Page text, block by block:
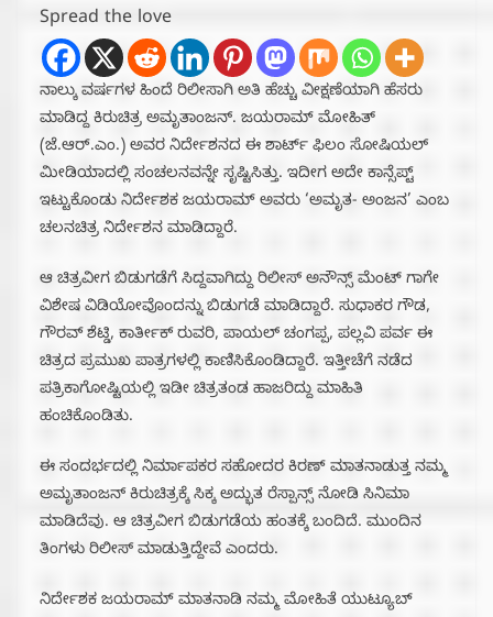
Spread the love
ನಾಲ್ಕು ವರ್ಷಗಳ ಹಿಂದೆ ರಿಲೀಸಾಗಿ ಅತಿ ಹೆಚ್ಚು ವೀಕ್ಷಣೆಯಾಗಿ ಹೆಸರು
ಮಾಡಿದ್ದ ಕಿರುಚಿತ್ರ ಅಮೃತಾಂಜನ್. ಜಯರಾಮ್ ಮೋಹಿತ್
(ಜೆ.ಆರ್.ಎಂ.) ಅವರ ನಿರ್ದೇಶನದ ಈ ಶಾರ್ಟ್ ಫಿಲಂ ಸೋಷಿಯಲ್
ಮೀಡಿಯಾದಲ್ಲಿ ಸಂಚಲನವನ್ನೇ ಸೃಷ್ಟಿಸಿತ್ತು. ಇದೀಗ ಅದೇ ಕಾನ್ಸೆಪ್ಟ್
ಇಟ್ಟುಕೊಂಡು ನಿರ್ದೇಶಕ ಜಯರಾಮ್ ಅವರು ‘ಅಮೃತ- ಅಂಜನ’ ಎಂಬ
ಚಲನಚಿತ್ರ ನಿರ್ದೇಶನ ಮಾಡಿದ್ದಾರೆ.
ಆ ಚಿತ್ರವೀಗ ಬಿಡುಗಡೆಗೆ ಸಿದ್ದವಾಗಿದ್ದು ರಿಲೀಸ್ ಅನೌನ್ಸ್ ಮೆಂಟ್ ಗಾಗೇ
ವಿಶೇಷ ವಿಡಿಯೋವೊಂದನ್ನು ಬಿಡುಗಡೆ ಮಾಡಿದ್ದಾರೆ. ಸುಧಾಕರ ಗೌಡ,
ಗೌರವ್ ಶೆಟ್ಡಿ, ಕಾರ್ತೀಕ್ ರುವರಿ, ಪಾಯಲ್ ಚಂಗಪ್ಪ, ಪಲ್ಲವಿ ಪರ್ವ ಈ
ಚಿತ್ರದ ಪ್ರಮುಖ ಪಾತ್ರಗಳಲ್ಲಿ ಕಾಣಿಸಿಕೊಂಡಿದ್ದಾರೆ‌. ಇತ್ತೀಚೆಗೆ ನಡೆದ
ಪತ್ರಿಕಾಗೋಷ್ಟಿಯಲ್ಲಿ ಇಡೀ ಚಿತ್ರತಂಡ ಹಾಜರಿದ್ದು ಮಾಹಿತಿ
ಹಂಚಿಕೊಂಡಿತು.
ಈ ಸಂದರ್ಭದಲ್ಲಿ ನಿರ್ಮಾಪಕರ ಸಹೋದರ ಕಿರಣ್ ಮಾತನಾಡುತ್ತ ನಮ್ಮ
ಅಮೃತಾಂಜನ್ ಕಿರುಚಿತ್ರಕ್ಕೆ ಸಿಕ್ಕ ಅದ್ಭುತ ರೆಸ್ಪಾನ್ಸ್ ನೋಡಿ ಸಿನಿಮಾ
ಮಾಡಿದೆವು. ಆ ಚಿತ್ರವೀಗ ಬಿಡುಗಡೆಯ ಹಂತಕ್ಕೆ ಬಂದಿದೆ. ಮುಂದಿನ
ತಿಂಗಳು ರಿಲೀಸ್ ಮಾಡುತ್ತಿದ್ದೇವೆ ಎಂದರು.
ನಿರ್ದೇಶಕ ಜಯರಾಮ್ ಮಾತನಾಡಿ ನಮ್ಮ ಮೋಹಿತೆ ಯುಟ್ಯೂಬ್